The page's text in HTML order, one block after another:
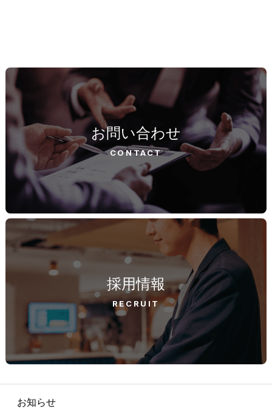
お問い合わせ
CONTACT
採用情報
RECRUIT
お知らせ